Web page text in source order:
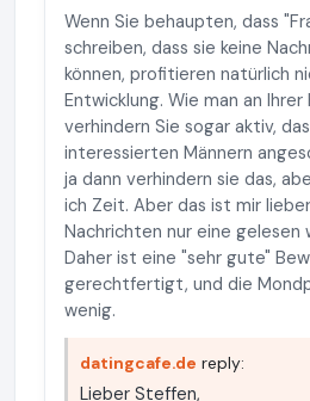
Wenn Sie behaupten, dass
schreiben, dass sie keine
können, profitieren natürlich
Entwicklung. Wie man an Ihrer
verhindern Sie sogar aktiv,
interessierten Männern
ja dann verhindern sie das,
ich Zeit. Aber das ist mir
Nachrichten nur eine gelesen
Daher ist eine "sehr gute"
gerechtfertigt, und die
wenig.
datingcafe.de reply:
Lieber Steffen,